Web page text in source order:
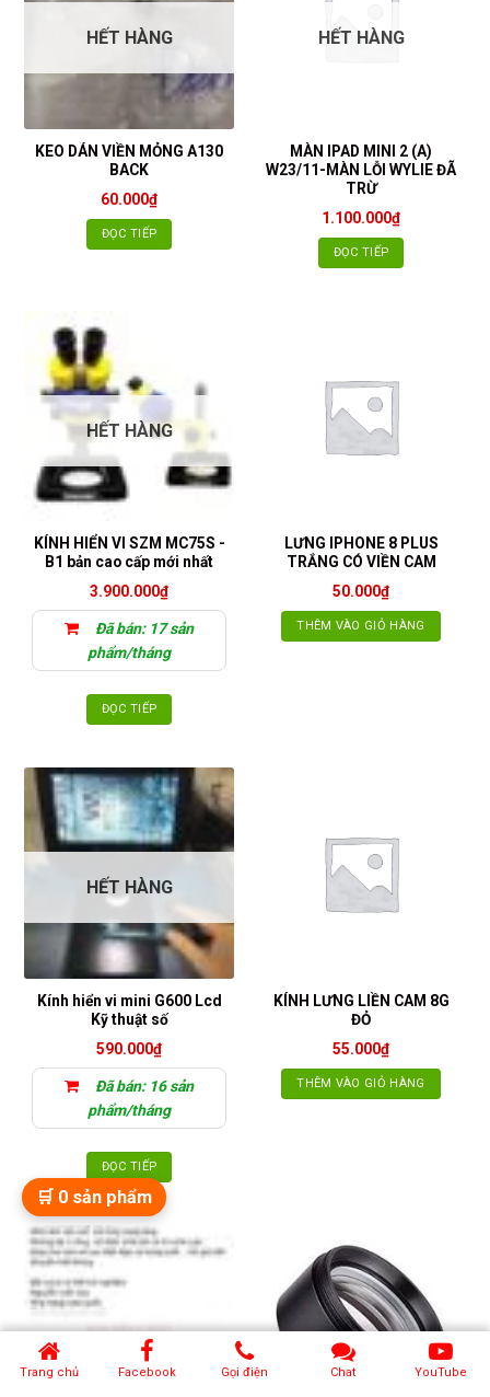
HẾT HÀNG
KEO DÁN VIỀN MỎNG A130
BACK
60.000₫
ĐỌC TIẾP
HẾT HÀNG
MÀN IPAD MINI 2 (A)
W23/11-MÀN LỖI WYLIE ĐÃ
TRỪ
1.100.000₫
ĐỌC TIẾP
HẾT HÀNG
KÍNH HIỂN VI SZM MC75S -
B1 bản cao cấp mới nhất
3.900.000₫
Đã bán: 17 sản
phẩm/tháng
ĐỌC TIẾP
LƯNG IPHONE 8 PLUS
TRẮNG CÓ VIỀN CAM
50.000₫
THÊM VÀO GIỎ HÀNG
HẾT HÀNG
Kính hiển vi mini G600 Lcd
Kỹ thuật số
590.000₫
Đã bán: 16 sản
phẩm/tháng
ĐỌC TIẾP
KÍNH LƯNG LIỀN CAM 8G
ĐỎ
55.000₫
THÊM VÀO GIỎ HÀNG
HẾT HÀNG
Trang chủ Facebook Gọi điện Chat YouTube
🛒 0 sản phẩm